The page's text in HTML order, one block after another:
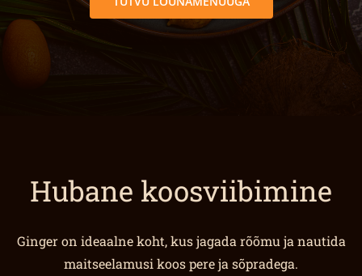
Hubane koosviibimine
Ginger on ideaalne koht, kus jagada rõõmu ja nautida
maitseelamusi koos pere ja sõpradega.